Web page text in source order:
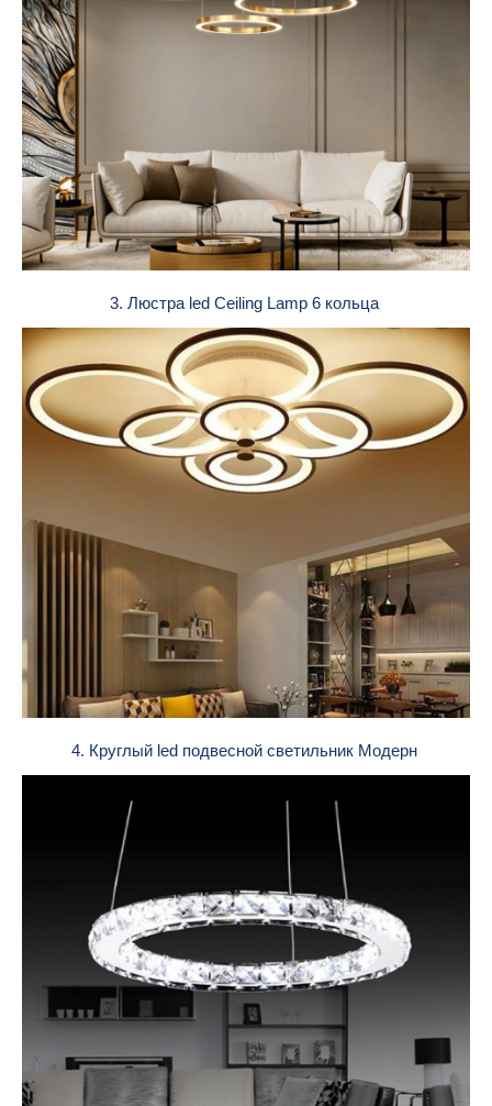
3. Люстра led Ceiling Lamp 6 кольца
4. Круглый led подвесной светильник Модерн